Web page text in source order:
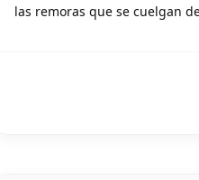
las remoras que se cuelgan